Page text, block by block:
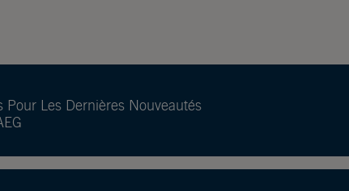
Pour Les Dernières Nouveautés